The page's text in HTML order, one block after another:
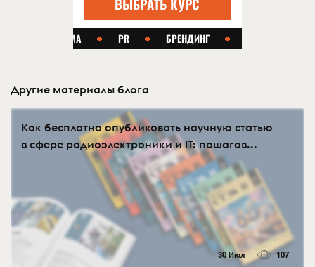
Другие материалы блога
Как бесплатно опубликовать научную статью
в сфере радиоэлектроники и IT: пошагов...
30 Июл 107